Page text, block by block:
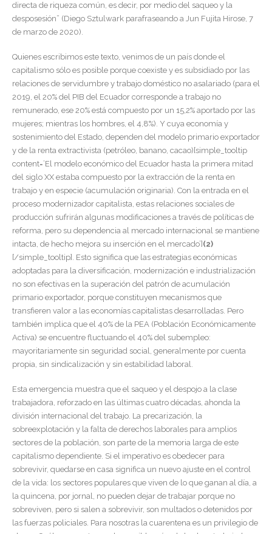
directa de riqueza común, es decir, por medio del saqueo y la
desposesión” (Diego Sztulwark parafraseando a Jun Fujita Hirose, 7
de marzo de 2020).
Quienes escribimos este texto, venimos de un país donde el
capitalismo sólo es posible porque coexiste y es subsidiado por las
relaciones de servidumbre y trabajo doméstico no asalariado (para el
2019, el 20% del PIB del Ecuador corresponde a trabajo no
remunerado, ese 20% está compuesto por un 15,2% aportado por las
mujeres; mientras los hombres, el 4,8%). Y cuya economía y
sostenimiento del Estado, dependen del modelo primario exportador
y de la renta extractivista (petróleo, banano, cacao)[simple_tooltip
content=’El modelo económico del Ecuador hasta la primera mitad
del siglo XX estaba compuesto por la extracción de la renta en
trabajo y en especie (acumulación originaria). Con la entrada en el
proceso modernizador capitalista, estas relaciones sociales de
producción sufrirán algunas modificaciones a través de políticas de
reforma, pero su dependencia al mercado internacional se mantiene
intacta, de hecho mejora su inserción en el mercado’] (2)
[/simple_tooltip]. Esto significa que las estrategias económicas
adoptadas para la diversificación, modernización e industrialización
no son efectivas en la superación del patrón de acumulación
primario exportador, porque constituyen mecanismos que
transfieren valor a las economías capitalistas desarrolladas. Pero
también implica que el 40% de la PEA (Población Económicamente
Activa) se encuentre fluctuando el 40% del subempleo:
mayoritariamente sin seguridad social, generalmente por cuenta
propia, sin sindicalización y sin estabilidad laboral.
Esta emergencia muestra que el saqueo y el despojo a la clase
trabajadora, reforzado en las últimas cuatro décadas, ahonda la
división internacional del trabajo. La precarización, la
sobreexplotación y la falta de derechos laborales para amplios
sectores de la población, son parte de la memoria larga de este
capitalismo dependiente. Si el imperativo es obedecer para
sobrevivir, quedarse en casa significa un nuevo ajuste en el control
de la vida: los sectores populares que viven de lo que ganan al día, a
la quincena, por jornal, no pueden dejar de trabajar porque no
sobreviven, pero si salen a sobrevivir, son multados o detenidos por
las fuerzas policiales. Para nosotras la cuarentena es un privilegio de